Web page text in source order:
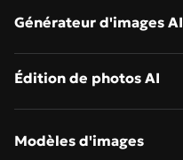
Générateur d'images AI
Image vers image
Édition de photos AI
Modèles d'images